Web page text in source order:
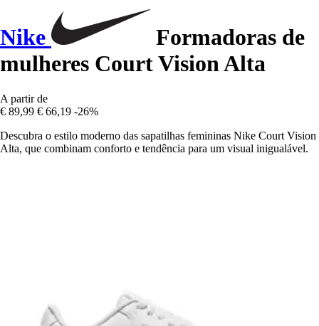
Nike
Formadoras de
mulheres Court Vision Alta
A partir de
€ 89,99 € 66,19 -26%
Descubra o estilo moderno das sapatilhas femininas Nike Court Vision
Alta, que combinam conforto e tendência para um visual inigualável.